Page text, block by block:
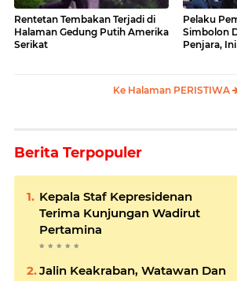
Rentetan Tembakan Terjadi di
Halaman Gedung Putih Amerika
Serikat
Pelaku
Simbolon
Penjara,
Ke Halaman PERISTIWA
Berita Terpopuler
Kepala Staf Kepresidenan
Terima Kunjungan Wadirut
Pertamina
Jalin Keakraban, Watawan Dan